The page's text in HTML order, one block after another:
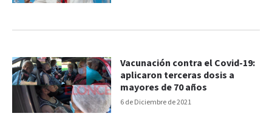
6 de Diciembre de 2021
Vacunación contra el Covid-19:
aplicaron terceras dosis a
mayores de 70 años